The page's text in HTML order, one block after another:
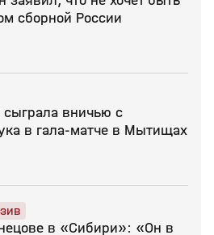
сборной России
вничью с
в гала‑матче в Мытищах
в «Сибири»: «Он в